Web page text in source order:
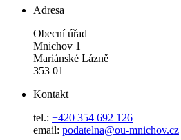
Adresa
Obecní úřad
Mnichov 1
Mariánské Lázně
353 01
Kontakt
tel.: +420 354 692 126
email: podatelna@ou-mnichov.cz